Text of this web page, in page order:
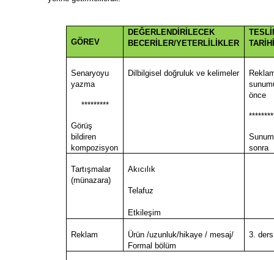
GÖREV
DEĞERLENDİRİLECEK
BECERİLER/YETERLİLİKLER
Senaryoyu
yazma
*********
Görüş
bildiren
kompozisyon
Dilbilgisel doğruluk ve kelimeler
önce
sonra
Tartışmalar
(münazara)
Akıcılık
Telafuz
Etkileşim
Reklam
Ürün /uzunluk/hikaye / mesaj/
Formal bölüm
3. ders